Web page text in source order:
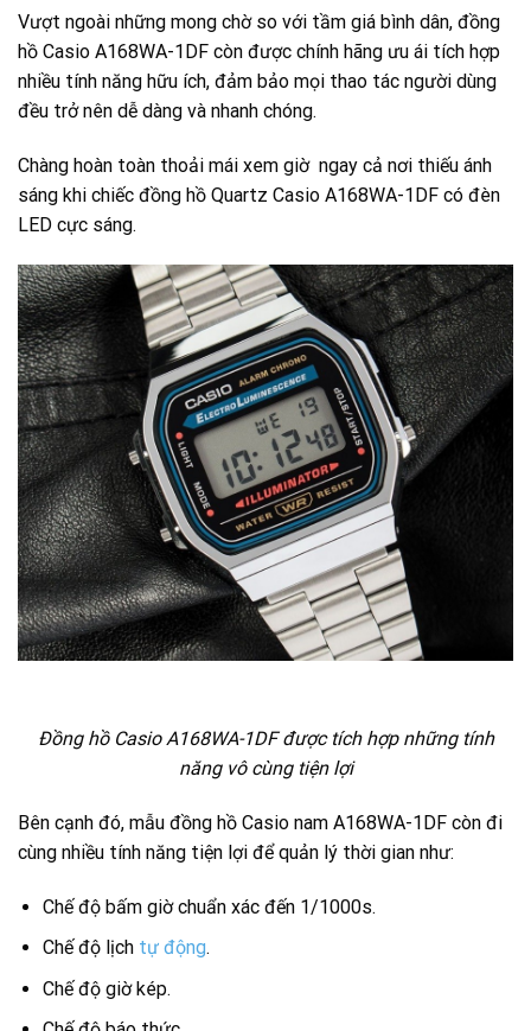
Vượt ngoài những mong chờ so với tầm giá bình dân, đồng
hồ Casio A168WA-1DF còn được chính hãng ưu ái tích hợp
nhiều tính năng hữu ích, đảm bảo mọi thao tác người dùng
đều trở nên dễ dàng và nhanh chóng.
Chàng hoàn toàn thoải mái xem giờ ngay cả nơi thiếu ánh
sáng khi chiếc đồng hồ Quartz Casio A168WA-1DF có đèn
LED cực sáng.
Đồng hồ Casio A168WA-1DF được tích hợp những tính
năng vô cùng tiện lợi
Bên cạnh đó, mẫu đồng hồ Casio nam A168WA-1DF còn đi
cùng nhiều tính năng tiện lợi để quản lý thời gian như:
Chế độ bấm giờ chuẩn xác đến 1/1000s.
Chế độ lịch tự động.
Chế độ giờ kép.